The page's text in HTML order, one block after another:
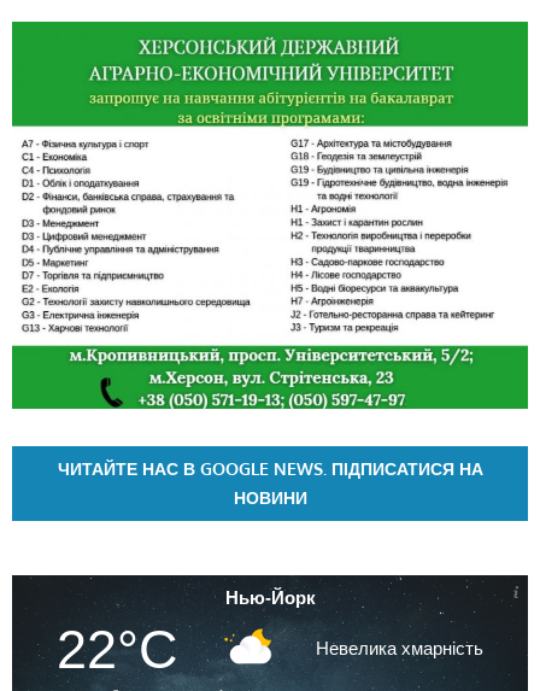
ЧИТАЙТЕ НАС В GOOGLE NEWS. ПІДПИСАТИСЯ НА
НОВИНИ
Нью-Йорк
22°C Невелика хмарність